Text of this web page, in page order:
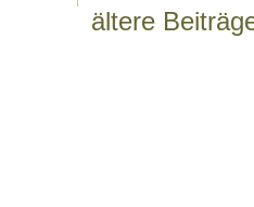
ältere